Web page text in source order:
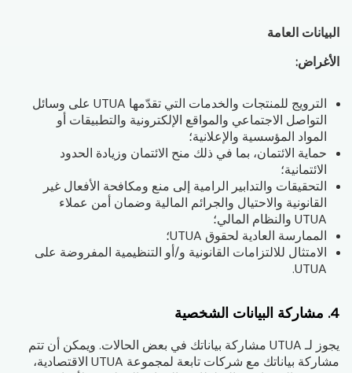
البيانات العامة
الأغراض:
الترويج للمنتجات والخدمات التي تقدّمها UTUA على وسائل
التواصل الاجتماعي والمواقع الإلكترونية والتطبيقات أو
المواد المؤسسية والإعلانية؛
حماية الائتمان، بما في ذلك منح الائتمان وزيادة الحدود
الائتمانية؛
التحقيقات والتدابير الرامية إلى منع ومكافحة الأفعال غير
القانونية والاحتيال والجرائم المالية وضمان أمن عملاء
UTUA والنظام المالي؛
الممارسة العادية لحقوق UTUA؛
الامتثال للالتزامات القانونية و/أو التنظيمية المفروضة على
UTUA.
4. مشاركة البيانات الشخصية
يجوز لـ UTUA مشاركة بياناتك في بعض الحالات. ويمكن أن تتم
مشاركة بياناتك مع شركات تابعة لمجموعة UTUA الاقتصادية،